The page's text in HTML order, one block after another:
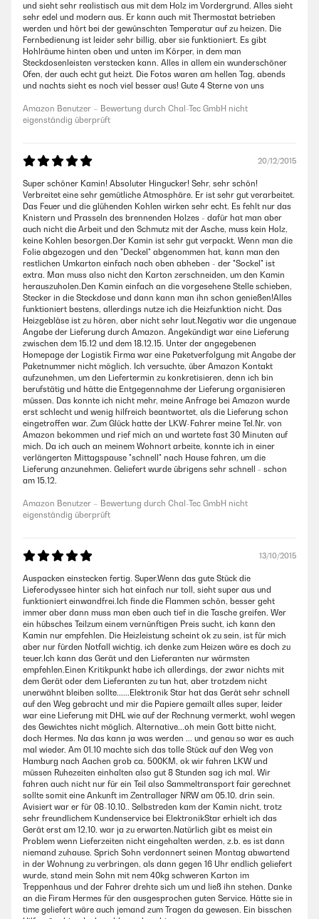
und sieht sehr realistisch aus mit dem Holz im Vordergrund. Alles sieht
sehr edel und modern aus. Er kann auch mit Thermostat betrieben
werden und hört bei der gewünschten Temperatur auf zu heizen. Die
Fernbedienung ist leider sehr billig, aber sie funktioniert. Es gibt
Hohlräume hinten oben und unten im Körper, in dem man
Steckdosenleisten verstecken kann. Alles in allem ein wunderschöner
Ofen, der auch echt gut heizt. Die Fotos waren am hellen Tag, abends
und nachts sieht es noch viel besser aus! Gute 4 Sterne von uns
Amazon Benutzer – Bewertung durch Chal-Tec GmbH nicht
eigenständig überprüft
20/12/2015
Super schöner Kamin! Absoluter Hingucker! Sehr, sehr schön!
Verbreitet eine sehr gemütliche Atmosphäre. Er ist sehr gut verarbeitet.
Das Feuer und die glühenden Kohlen wirken sehr echt. Es fehlt nur das
Knistern und Prasseln des brennenden Holzes - dafür hat man aber
auch nicht die Arbeit und den Schmutz mit der Asche, muss kein Holz,
keine Kohlen besorgen.Der Kamin ist sehr gut verpackt. Wenn man die
Folie abgezogen und den "Deckel" abgenommen hat, kann man den
restlichen Umkarton einfach nach oben abheben - der "Sockel" ist
extra. Man muss also nicht den Karton zerschneiden, um den Kamin
herauszuholen.Den Kamin einfach an die vorgesehene Stelle schieben,
Stecker in die Steckdose und dann kann man ihn schon genießen!Alles
funktioniert bestens, allerdings nutze ich die Heizfunktion nicht. Das
Heizgebläse ist zu hören, aber nicht sehr laut.Negativ war die ungenaue
Angabe der Lieferung durch Amazon. Angekündigt war eine Lieferung
zwischen dem 15.12 und dem 18.12.15. Unter der angegebenen
Homepage der Logistik Firma war eine Paketverfolgung mit Angabe der
Paketnummer nicht möglich. Ich versuchte, über Amazon Kontakt
aufzunehmen, um den Liefertermin zu konkretisieren, denn ich bin
berufstätig und hätte die Entgegennahme der Lieferung organisieren
müssen. Das konnte ich nicht mehr, meine Anfrage bei Amazon wurde
erst schlecht und wenig hilfreich beantwortet, als die Lieferung schon
eingetroffen war. Zum Glück hatte der LKW-Fahrer meine Tel.Nr. von
Amazon bekommen und rief mich an und wartete fast 30 Minuten auf
mich. Da ich auch an meinem Wohnort arbeite, konnte ich in einer
verlängerten Mittagspause "schnell" nach Hause fahren, um die
Lieferung anzunehmen. Geliefert wurde übrigens sehr schnell - schon
am 15.12.
Amazon Benutzer – Bewertung durch Chal-Tec GmbH nicht
eigenständig überprüft
13/10/2015
Auspacken einstecken fertig. Super.Wenn das gute Stück die
Lieferodyssee hinter sich hat einfach nur toll, sieht super aus und
funktioniert einwandfrei.Ich finde die Flammen schön, besser geht
immer aber dann muss man eben auch tief in die Tasche greifen. Wer
ein hübsches Teilzum einem vernünftigen Preis sucht, ich kann den
Kamin nur empfehlen. Die Heizleistung scheint ok zu sein, ist für mich
aber nur fürden Notfall wichtig, ich denke zum Heizen wäre es doch zu
teuer.Ich kann das Gerät und den Lieferanten nur wärmsten
empfehlen.Einen Kritikpunkt habe ich allerdings, der zwar nichts mit
dem Gerät oder dem Lieferanten zu tun hat, aber trotzdem nicht
unerwähnt bleiben sollte......Elektronik Star hat das Gerät sehr schnell
auf den Weg gebracht und mir die Papiere gemailt alles super, leider
war eine Lieferung mit DHL wie auf der Rechnung vermerkt, wohl wegen
des Gewichtes nicht möglich. Alternative...oh mein Gott bitte nicht,
doch Hermes. Na das kann ja was werden ... und genau so war es auch
mal wieder. Am 01.10 machte sich das tolle Stück auf den Weg von
Hamburg nach Aachen grob ca. 500KM, ok wir fahren LKW und
müssen Ruhezeiten einhalten also gut 8 Stunden sag ich mal. Wir
fahren auch nicht nur für ein Teil also Sammeltransport fair gerechnet
sollte somit eine Ankunft im Zentrallager NRW am 05.10. drin sein.
Avisiert war er für 08-10.10.. Selbstreden kam der Kamin nicht, trotz
sehr freundlichem Kundenservice bei ElektronikStar erhielt ich das
Gerät erst am 12.10. war ja zu erwarten.Natürlich gibt es meist ein
Problem wenn Lieferzeiten nicht eingehalten werden, z.b. es ist dann
niemand zuhause. Sprich Sohn verdonnert seinen Montag abwartend
in der Wohnung zu verbringen, als dann gegen 16 Uhr endlich geliefert
wurde, stand mein Sohn mit nem 40kg schweren Karton im
Treppenhaus und der Fahrer drehte sich um und ließ ihn stehen. Danke
an die Firam Hermes für den ausgesprochen guten Service. Hätte sie in
time geliefert wäre auch jemand zum Tragen da gewesen. Ein bisschen